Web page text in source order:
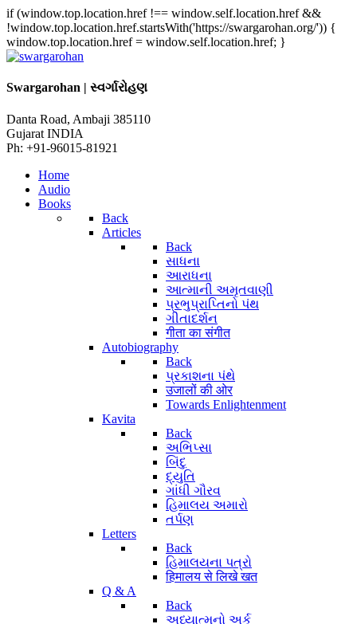
if (window.top.location.href !== window.self.location.href &&
!window.top.location.href.startsWith('https://swargarohan.org/')) {
window.top.location.href = window.self.location.href; }
Swargarohan | સ્વર્ગારોહણ
Danta Road, Ambaji 385110
Gujarat INDIA
Ph: +91-96015-81921
Home
Audio
Books
Back
Articles
Back
સાધના
આરાધના
આત્માની અમૃતવાણી
પ્રભુપ્રાપ્તિનો પંથ
ગીતાદર્શન
गीता का संगीत
Autobiography
Back
પ્રકાશના પંથે
उजालों की ओर
Towards Enlightenment
Kavita
Back
અભિપ્સા
બિંદુ
દ્યુતિ
ગાંધી ગૌરવ
હિમાલય અમારો
તર્પણ
Letters
Back
હિમાલયના પત્રો
हिमालय से लिखे खत
Q & A
Back
અધ્યાત્મનો અર્ક